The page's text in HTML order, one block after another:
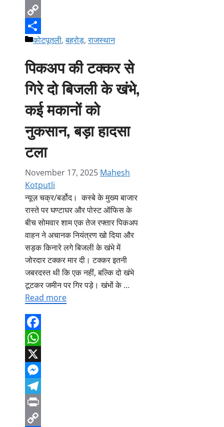
Print
Copy
Link
Share
Categories
कोटपूतली,बहरोड़,राजस्थान
पिकअप की टक्कर से
गिरे दो बिजली के खंभे,
कई मकानों को
नुकसान, बड़ा हादसा
टला
November 17, 2025 Mahesh
Kotputli
न्यूज़ चक्र/बर्डोद। कस्बे के मुख्य बाजार
रास्ते पर घण्टाघर और पोस्ट ऑफिस के
बीच सोमवार शाम एक तेज रफ्तार पिकअप
वाहन ने अचानक नियंत्रण खो दिया और
सड़क किनारे लगे बिजली के खंभे में
जोरदार टक्कर मार दी। टक्कर इतनी
जबरदस्त थी कि एक नहीं, बल्कि दो खंभे
टूटकर जमीन पर गिर पड़े। खंभों के …
Read more
Facebook
WhatsApp
X
Messenger
Telegram
Print